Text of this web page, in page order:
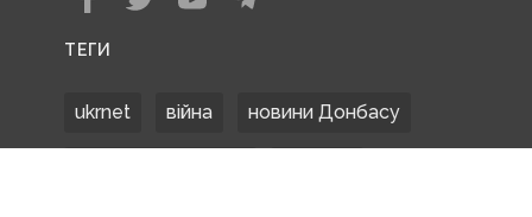
ТЕГИ
ukrnet війна новини Донбасу